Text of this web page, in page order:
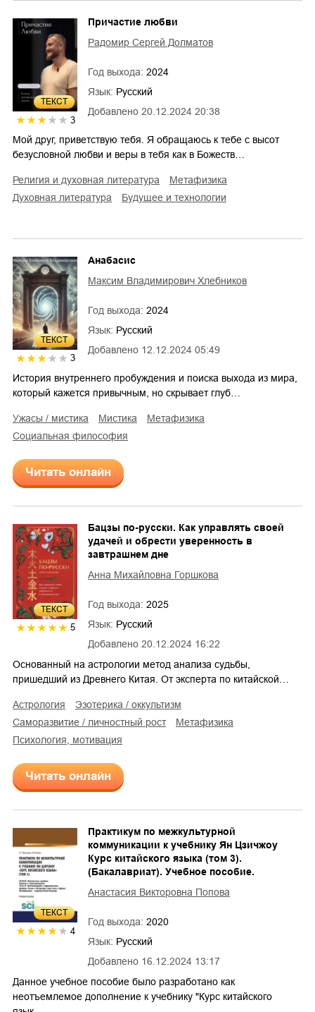
ТЕКСТ
3
Добавлено 20.12.2024 20:38
Причастие любви
Радомир Сергей Долматов
Год выхода: 2024
Язык: Русский
Мой друг, приветствую тебя. Я обращаюсь к тебе с высот
безусловной любви и веры в тебя как в Божеств…
религия и духовная литература
метафизика
духовная литература
будущее и технологии
ТЕКСТ
3
Добавлено 12.12.2024 05:49
Анабасис
Максим Владимирович Хлебников
Год выхода: 2024
Язык: Русский
История внутреннего пробуждения и поиска выхода из мира,
который кажется привычным, но скрывает глуб…
ужасы / мистика мистика
метафизика
социальная философия
Читать онлайн
ТЕКСТ
5
Добавлено 20.12.2024 16:22
Бацзы по-русски. Как управлять своей
удачей и обрести уверенность в
завтрашнем дне
Анна Михайловна Горшкова
Год выхода: 2025
Язык: Русский
Основанный на астрологии метод анализа судьбы,
пришедший из Древнего Китая. От эксперта по китайской…
астрология
эзотерика / оккультизм
саморазвитие / личностный рост
метафизика
психология, мотивация
Читать онлайн
ТЕКСТ
4
Добавлено 16.12.2024 13:17
Практикум по межкультурной
коммуникации к учебнику Ян Цзичжоу
Курс китайского языка (том 3).
(Бакалавриат). Учебное пособие.
Анастасия Викторовна Попова
Год выхода: 2020
Язык: Русский
Данное учебное пособие было разработано как
неотъемлемое дополнение к учебнику "Курс китайского